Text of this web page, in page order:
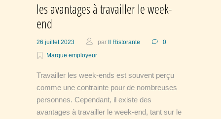
les avantages à travailler le week-
end
26 juillet 2023 par Il Ristorante
0
Marque employeur
Travailler les week-ends est souvent perçu
comme une contrainte pour de nombreuses
personnes. Cependant, il existe des
avantages à travailler le week-end, tant sur le